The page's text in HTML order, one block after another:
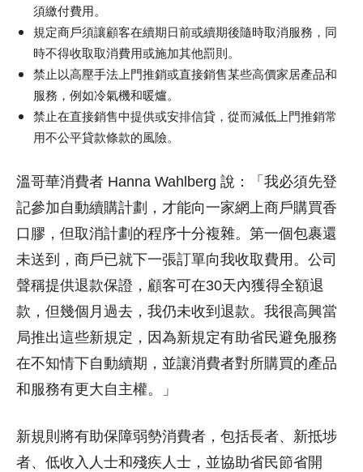
須繳付費用。
規定商戶須讓顧客在續期日前或續期後隨時取消服務，同
時不得收取取消費用或施加其他罰則。
禁止以高壓手法上門推銷或直接銷售某些高價家居產品和
服務，例如冷氣機和暖爐。
禁止在直接銷售中提供或安排信貸，從而減低上門推銷常
用不公平貸款條款的風險。
溫哥華消費者 Hanna Wahlberg 說：「我必須先登
記參加自動續購計劃，才能向一家網上商戶購買香
口膠，但取消計劃的程序十分複雜。第一個包裹還
未送到，商戶已就下一張訂單向我收取費用。公司
聲稱提供退款保證，顧客可在30天內獲得全額退
款，但幾個月過去，我仍未收到退款。我很高興當
局推出這些新規定，因為新規定有助省民避免服務
在不知情下自動續期，並讓消費者對所購買的產品
和服務有更大自主權。」
新規則將有助保障弱勢消費者，包括長者、新抵埗
者、低收入人士和殘疾人士，並協助省民節省開